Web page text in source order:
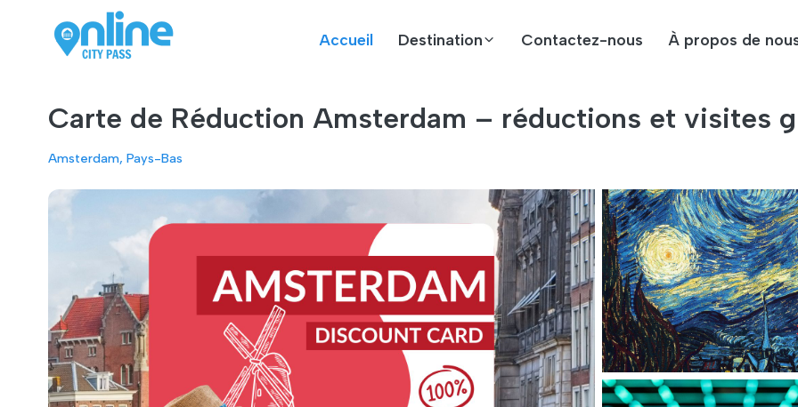
Accueil Destination Contactez-nous À propos de
Carte de Réduction Amsterdam – réductions et visites
Amsterdam, Pays-Bas